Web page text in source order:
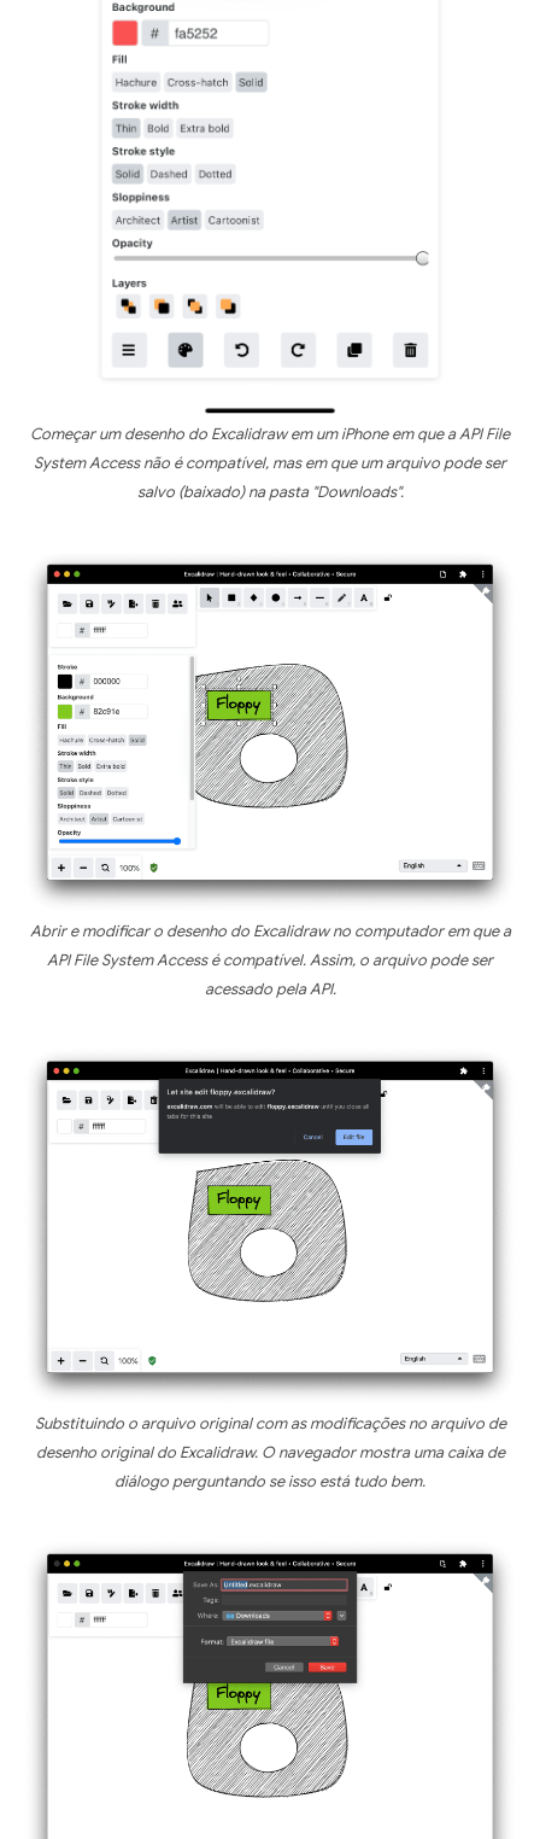
Começar um desenho do Excalidraw em um iPhone em que a API File
System Access não é compatível, mas em que um arquivo pode ser
salvo (baixado) na pasta "Downloads".
Abrir e modificar o desenho do Excalidraw no computador em que a
API File System Access é compatível. Assim, o arquivo pode ser
acessado pela API.
Substituindo o arquivo original com as modificações no arquivo de
desenho original do Excalidraw. O navegador mostra uma caixa de
diálogo perguntando se isso está tudo bem.